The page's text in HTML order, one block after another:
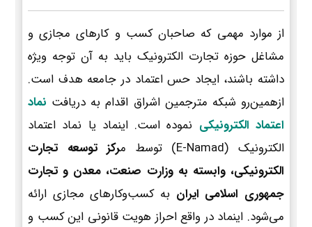
از موارد مهمی که صاحبان کسب و کارهای مجازی و
مشاغل حوزه تجارت الکترونیک باید به آن توجه ویژه
داشته باشند، ایجاد حس اعتماد در جامعه هدف است.
ازهمین‌رو شبکه مترجمین اشراق اقدام به دریافت نماد
اعتماد الکترونیکی نموده است. اینماد یا نماد اعتماد
الکترونیک (E-Namad) توسط م
رکز توسعه تجارت
الکترونیکی، وابسته به وزارت صنعت، معدن و تجارت
جمهوری اسلامی ایران به کسب‌وکارهای مجازی ارائه
می‌شود. اینماد در واقع احراز هویت قانونی این کسب و